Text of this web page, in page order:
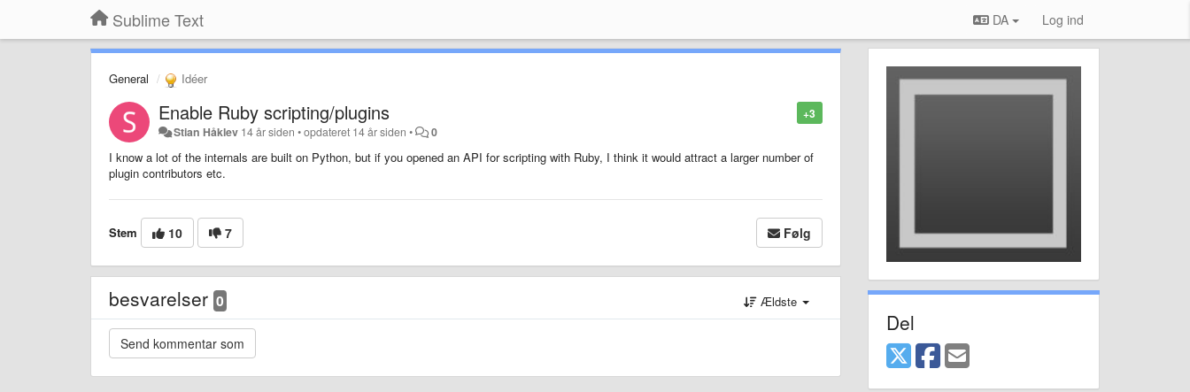
Sublime Text DA Log ind
General Idéer
+3
Enable Ruby scripting/plugins
Stian Håklev 14 år siden •opdateret 14 år siden • 0
I know a lot of the internals are built on Python, but if you opened an API for scripting with Ruby, I think it would attract a larger number of
plugin contributors etc.
Stem 10 7 Følg
besvarelser 0 Ældste
Del